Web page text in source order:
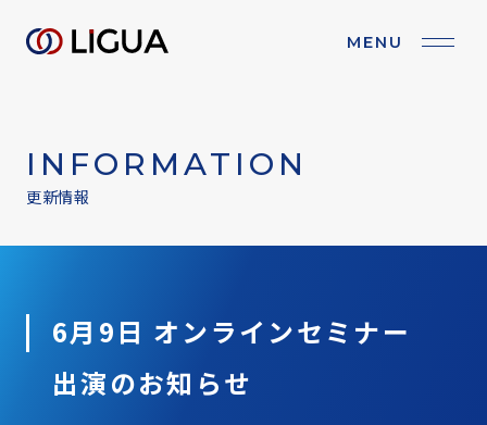
MENU
COMPANY 会社情報
BUSINESS 事業紹介
IR IR情報
RECRUIT
INFORMATION
更新情報
6月9日 オンラインセミナー
出演のお知らせ